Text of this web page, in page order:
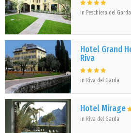
in Peschiera del Garda
Hotel Grand
Riva
in Riva del Garda
Hotel Mirage
in Riva del Garda